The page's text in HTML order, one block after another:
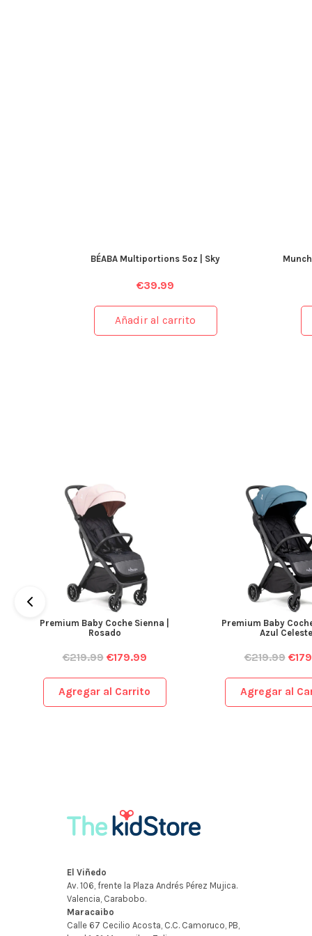
BÉABA Multiportions 5oz | Sky
€39.99
Añadir al carrito
Premium Baby Coche Sienna |
Rosado
€219.99 €179.99
Agregar al Carrito
Premium Baby
Azul Celeste
€219.99 €
Agregar al